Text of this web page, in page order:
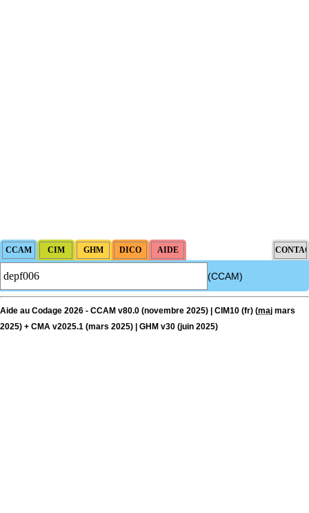
(CCAM)
Aide au Codage 2026 - CCAM v80.0 (novembre 2025) | CIM10 (fr) (maj mars
2025) + CMA v2025.1 (mars 2025) | GHM v30 (juin 2025)